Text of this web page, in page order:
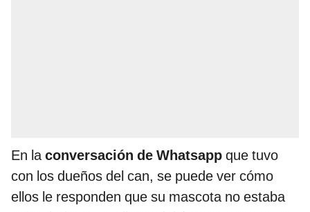
En laconversación de Whatsapp que tuvo
con los dueños del can, se puede ver cómo
ellos le responden que su mascota no estaba